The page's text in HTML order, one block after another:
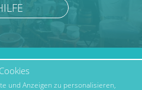
Werben bei Marktcom
und Anzeigen zu personalisieren,